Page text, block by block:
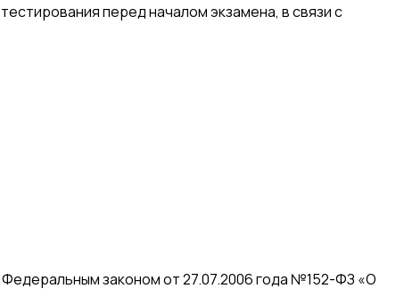
перед началом экзамена, в связи с
законом от 27.07.2006 года №152-ФЗ «О